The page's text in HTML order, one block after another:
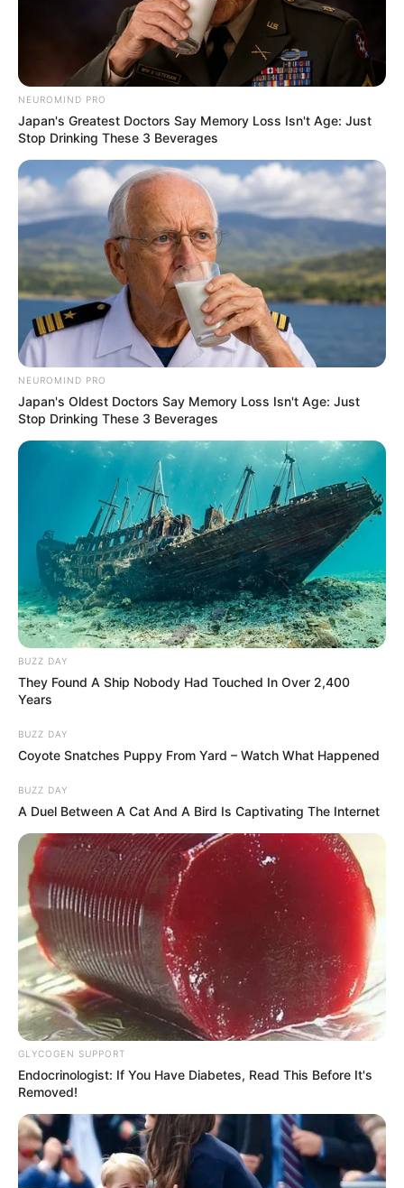
NEUROMIND PRO
Japan's Greatest Doctors Say Memory Loss Isn't Age: Just
Stop Drinking These 3 Beverages
NEUROMIND PRO
Japan's Oldest Doctors Say Memory Loss Isn't Age: Just
Stop Drinking These 3 Beverages
BUZZ DAY
They Found A Ship Nobody Had Touched In Over 2,400
Years
BUZZ DAY
Coyote Snatches Puppy From Yard – Watch What Happened
BUZZ DAY
A Duel Between A Cat And A Bird Is Captivating The Internet
GLYCOGEN SUPPORT
Endocrinologist: If You Have Diabetes, Read This Before It's
Removed!